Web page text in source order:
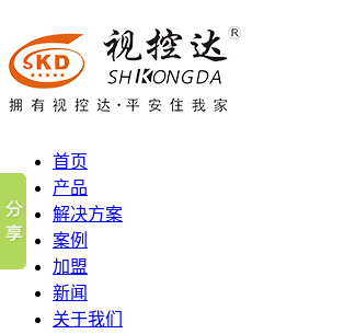
首页
产品
解决方案
案例
加盟
新闻
关于我们